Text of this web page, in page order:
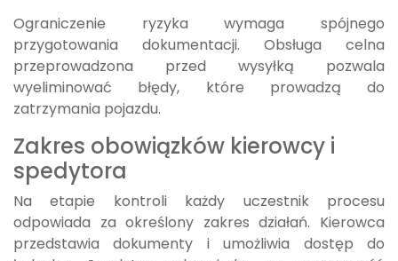
Ograniczenie ryzyka wymaga spójnego
przygotowania dokumentacji. Obsługa celna
przeprowadzona przed wysyłką pozwala
wyeliminować błędy, które prowadzą do
zatrzymania pojazdu.
Zakres obowiązków kierowcy i
spedytora
Na etapie kontroli każdy uczestnik procesu
odpowiada za określony zakres działań. Kierowca
przedstawia dokumenty i umożliwia dostęp do